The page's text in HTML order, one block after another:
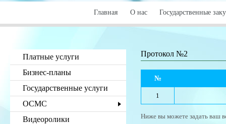
Главная О нас Государственные
Платные услуги
Бизнес-планы
Государственные услуги
ОСМС
Видеоролики
Протокол №2
№
1
Ниже вы можете задать ваш